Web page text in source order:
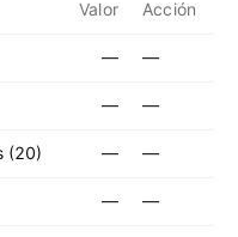
Valor Acción
— —
— —
(20) — —
— —